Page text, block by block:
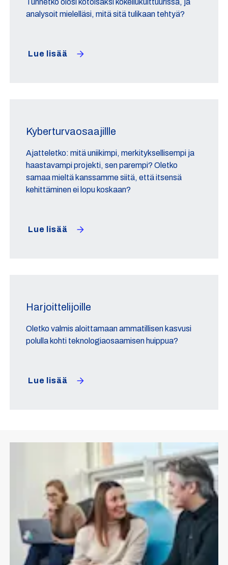
Tunnetko olosi kotoisaksi kokeilukulttuurissa, ja
analysoit mielelläsi, mitä sitä tulikaan tehtyä?
Lue lisää
Kyberturvaosaajillle
Ajatteletko: mitä uniikimpi, merkityksellisempi ja
haastavampi projekti, sen parempi? Oletko
samaa mieltä kanssamme siitä, että itsensä
kehittäminen ei lopu koskaan?
Lue lisää
Harjoittelijoille
Oletko valmis aloittamaan ammatillisen kasvusi
polulla kohti teknologiaosaamisen huippua?
Lue lisää